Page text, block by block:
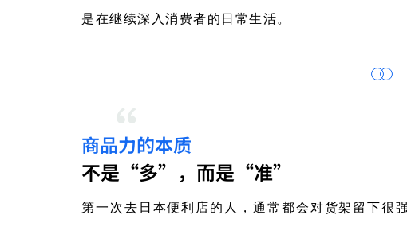
是在继续深入消费者的日常生活。
“
商品力的本质
不是“多”，而是“准”
第一次去日本便利店的人，通常都会对货架留下很